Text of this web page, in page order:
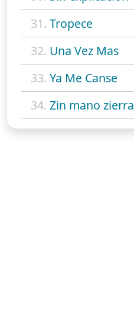
31. Tropece
32. Una Vez Mas
33. Ya Me Canse
34. Zin mano zierra